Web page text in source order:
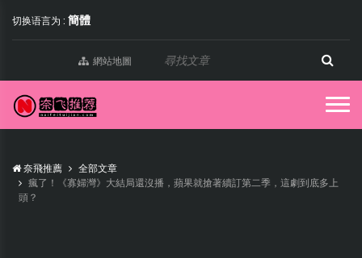
切换语言为 : 簡體
網站地圖
奈飛推薦
全部文章
瘋了！《寡婦灣》大結局還沒播，蘋果就搶著續訂第二季，這劇到底多上
頭？